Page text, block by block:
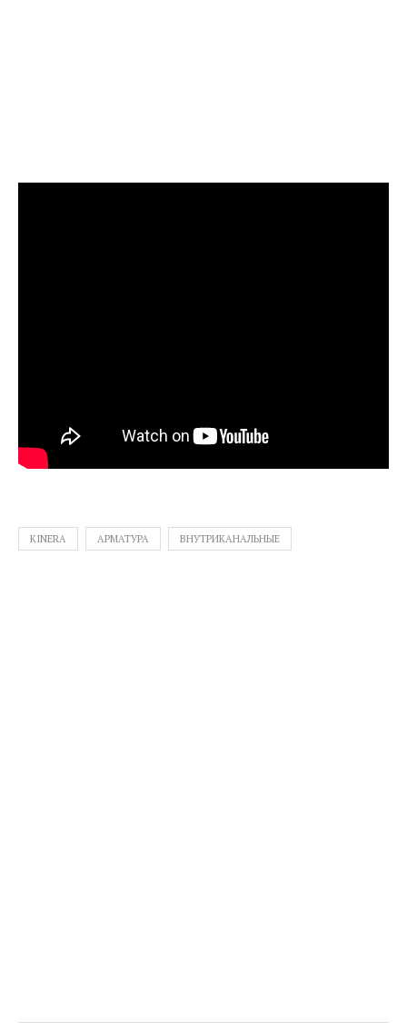
KINERA АРМАТУРА ВНУТРИКАНАЛЬНЫЕ